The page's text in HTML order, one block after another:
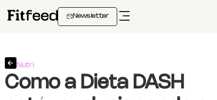
Newsletter
Nutri
Como a Dieta DASH